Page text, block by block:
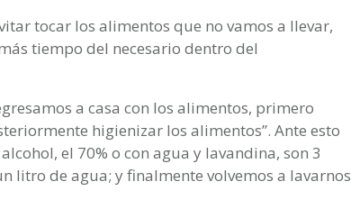
tocar los alimentos que no vamos a llevar,
tiempo del necesario dentro del
a casa con los alimentos, primero
higienizar los alimentos”. Ante esto
el 70% o con agua y lavandina, son 3
litro de agua; y finalmente volvemos a lavarnos